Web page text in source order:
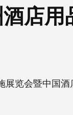
店用
览会暨中国酒